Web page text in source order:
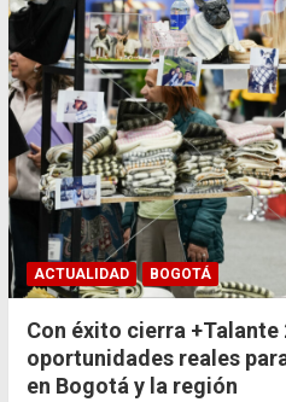
ACTUALIDAD BOGOTÁ
Con éxito cierra
oportunidades reales
en Bogotá y la región